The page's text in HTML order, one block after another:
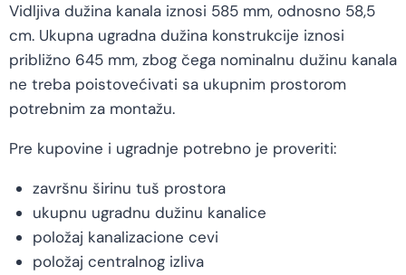
Vidljiva dužina kanala iznosi 585 mm, odnosno 58,5
cm. Ukupna ugradna dužina konstrukcije iznosi
približno 645 mm, zbog čega nominalnu dužinu kanala
ne treba poistovećivati sa ukupnim prostorom
potrebnim za montažu.
Pre kupovine i ugradnje potrebno je proveriti:
završnu širinu tuš prostora
ukupnu ugradnu dužinu kanalice
položaj kanalizacione cevi
položaj centralnog izliva